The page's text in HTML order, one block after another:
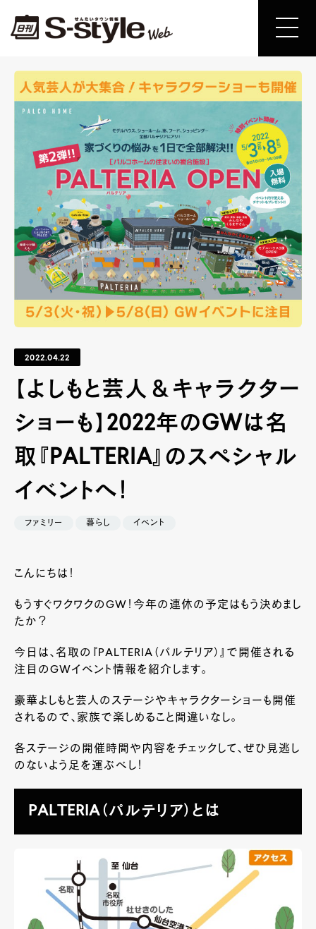
2022.04.22
【よしもと芸人＆キャラクター
ショーも】2022年のGWは名
取『PALTERIA』のスペシャル
イベントへ！
ファミリー 暮らし イベント
こんにちは！
もうすぐワクワクのGW！今年の連休の予定はもう決めまし
たか？
今日は、名取の『PALTERIA（パルテリア）』で開催される
注目のGWイベント情報を紹介します。
豪華よしもと芸人のステージやキャラクターショーも開催
されるので、家族で楽しめること間違いなし。
各ステージの開催時間や内容をチェックして、ぜひ見逃し
のないよう足を運ぶべし！
PALTERIA（パルテリア）とは